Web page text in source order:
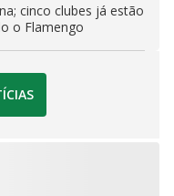
cinco clubes já estão
o Flamengo